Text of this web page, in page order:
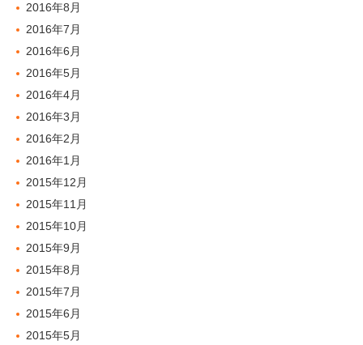
2016年8月
2016年7月
2016年6月
2016年5月
2016年4月
2016年3月
2016年2月
2016年1月
2015年12月
2015年11月
2015年10月
2015年9月
2015年8月
2015年7月
2015年6月
2015年5月